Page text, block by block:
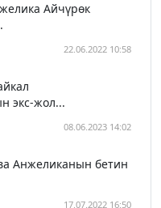
Айчүрөк
22.06.2022 10:58
экс-жол...
08.06.2023 14:02
Анжеликанын бетин
17.07.2022 16:50